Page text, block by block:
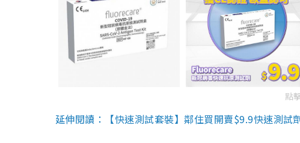
點
延伸閱讀：【快速測試套裝】鄰住買開賣$9.9快速測試